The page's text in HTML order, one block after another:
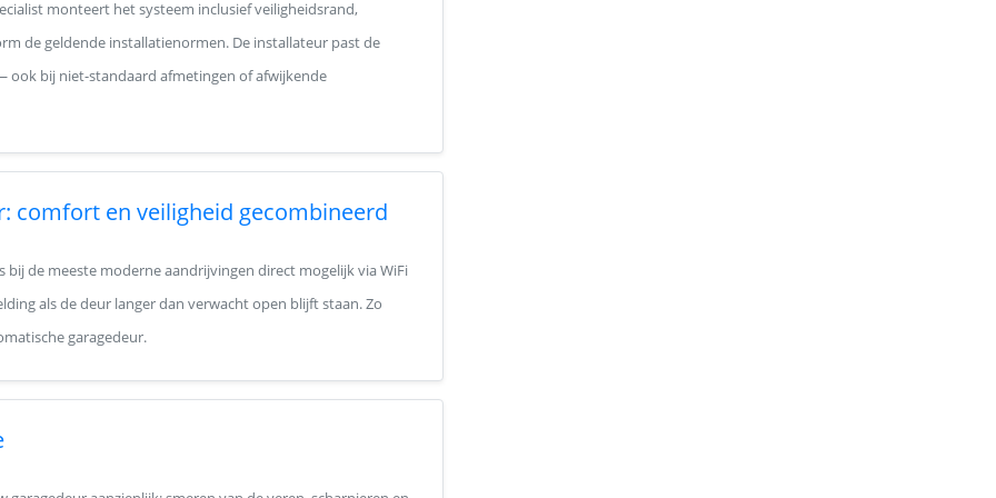
monteert het systeem inclusief veiligheidsrand,
de geldende installatienormen. De installateur past de
ook bij niet-standaard afmetingen of afwijkende
comfort en veiligheid gecombineerd
de meeste moderne aandrijvingen direct mogelijk via WiFi
als de deur langer dan verwacht open blijft staan. Zo
garagedeur.